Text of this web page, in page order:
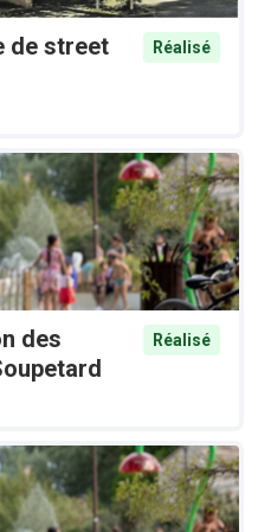
de street
Réalisé
des
Réalisé